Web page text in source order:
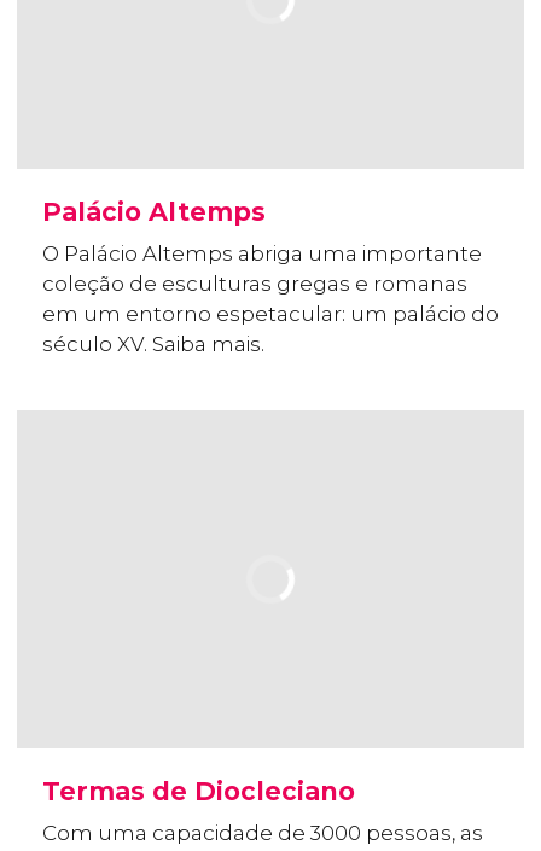
Palácio Altemps
O Palácio Altemps abriga uma importante
coleção de esculturas gregas e romanas
em um entorno espetacular: um palácio do
século XV. Saiba mais.
Termas de Diocleciano
Com uma capacidade de 3000 pessoas, as